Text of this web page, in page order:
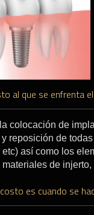
al que se enfrenta
colocación de
reposición de
así como los
de injerto,
es cuando se